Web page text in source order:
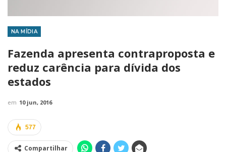
NA MÍDIA
Fazenda apresenta contraproposta e
reduz carência para dívida dos
estados
em 10 jun, 2016
577
Compartilhar